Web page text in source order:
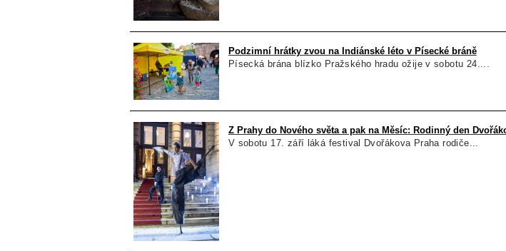
Podzimní hrátky zvou na Indiánské léto v Písecké bráně
Písecká brána blízko Pražského hradu ožije v sobotu 24....
Z Prahy do Nového světa a pak na Měsíc: Rodinný den
V sobotu 17. září láká festival Dvořákova Praha rodiče...